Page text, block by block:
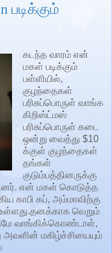
படிக்கும்
கடந்த வாரம் என்
மகள் படிக்கும்
பள்ளியில்,
குழந்தைகள்
பரிசுப்பொருள் வாங்க
கிறிஸ்ட்மஸ்
பரிசுப்பொருள் கடை
ஒன்று வைத்து $10
க்குள் குழந்தைகள்
தங்கள்
குடும்பத்தினருக்கு
என் மகள் கொடுத்த
காபி கப், அம்மாவிற்கு
வெறும்
வாங்கிக்கொண்டாள்,
அவளின் மகிழ்ச்சியையும்